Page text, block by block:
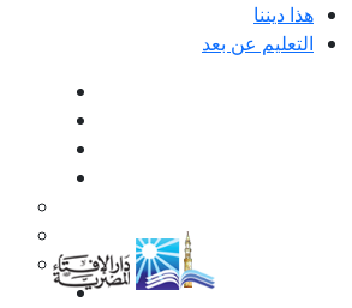
هذا ديننا
التعليم عن بعد